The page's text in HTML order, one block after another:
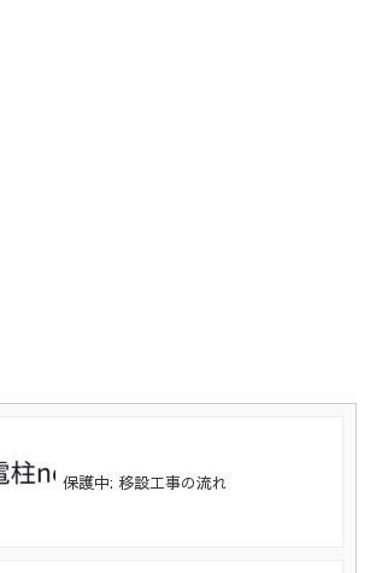
保護中: 移設工事の流れ